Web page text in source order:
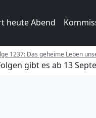
heute Abend
1237: Das geheime Leben
gibt es ab 13